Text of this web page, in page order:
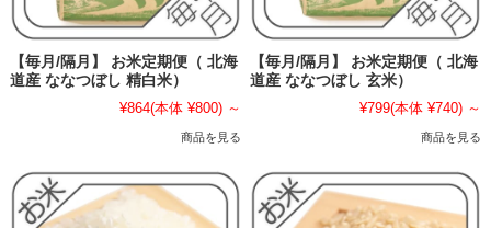
【毎月/隔月】 お米定期便（ 北海
道産 ななつぼし 精白米）
¥864(本体 ¥800) ～
商品を見る
【毎月/隔月】 お米定期便（ 北海
道産 ななつぼし 玄米）
¥799(本体 ¥740) ～
商品を見る